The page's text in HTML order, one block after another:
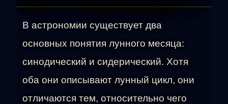
В астрономии существует два
основных понятия лунного месяца:
синодический и сидерический. Хотя
оба они описывают лунный цикл, они
отличаются тем, относительно чего